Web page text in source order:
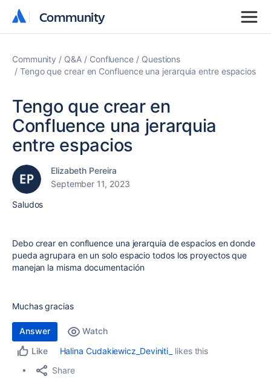
Community
Community
Community Q&A Confluence
Questions
Tengo que crear en Confluence una jerarquia entre espacios
Tengo que crear en
Confluence una jerarquia
entre espacios
Elizabeth Pereira
September 11, 2023
Saludos
Debo crear en confluence una jerarquia de espacios en donde
pueda agrupara en un solo espacio todos los proyectos que
manejan la misma documentación
Muchas gracias
Answer
Watch
Like
Halina Cudakiewicz_Deviniti_
likes this
Share